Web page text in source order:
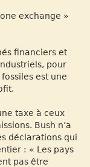
exchange »
financiers et
pour
est une
taxe à ceux
Bush n’a
déclarations qui
: « Les pays
pas être